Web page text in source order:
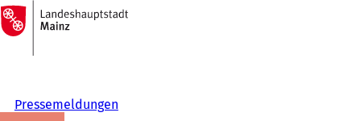
Inhalt anspringen
Zur
Startseite
Pressemeldungen